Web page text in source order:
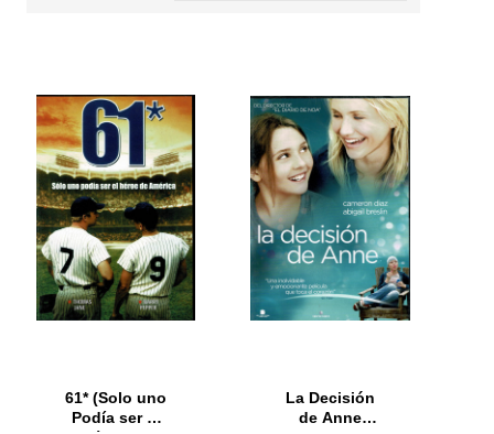
61* (Solo uno
Podía ser el
La Decisión
de Anne